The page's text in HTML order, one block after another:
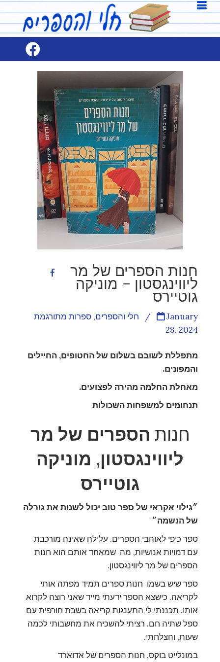
חנות הספרים של מר
ליווינגסטון – מוניקה
גוטיירס
חלי והספרים,ספרות מתורגמת /
January
28, 2024
מתפללת לשובם בשלום של החטופים, החיילים
והמפונים.
מאחלת החלמה מהירה לפצועים.
תנחומים למשפחות השכולות
חנות הספרים של מר
ליווינגסטון, מוניקה
גוטיירס
״גילוי אקראי של ספר טוב יכול לשנות את גורלה
של הנשמה״
ספר כיפי לאוהבי הספרים. עלילה שאינה מורכבת
עם דמויות אנושיות, מה שמאחד אותם הוא חנות
הספרים של מר ליווינגסטון.
ספר שיש בשמו חנות ספרים תמיד מפתה אותי
לקריאה. כישצא הספר ידעתי מייד שאני רוצה לקרוא
אותו. תכננתי לי התענגות קריאה בשבת חורפית עם
ספל שתיה חם. רציתי להשכיח את מחשבותי לכמה
שעות, והצלחתי.
במונלייט בוקס, חנות הספרים של אדוארד